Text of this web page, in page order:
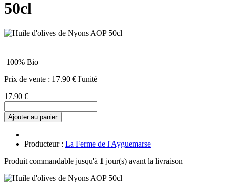
50cl
100% Bio
Prix de vente : 17.90 € l'unité
17.90 €
Ajouter au panier
Producteur : La Ferme de l'Ayguemarse
Produit commandable jusqu'à 1 jour(s) avant la livraison